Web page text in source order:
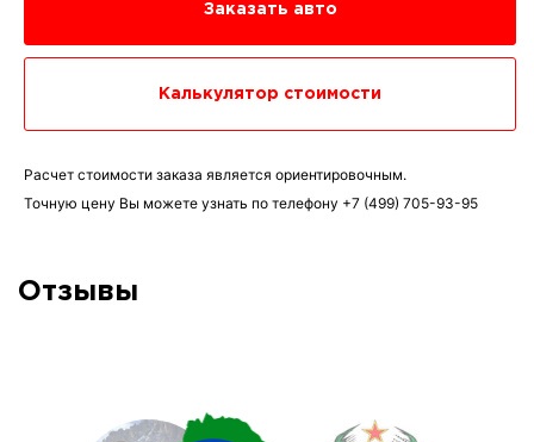
Заказать авто
Калькулятор стоимости
Расчет стоимости заказа является ориентировочным.
Точную цену Вы можете узнать по телефону +7 (499) 705-93-95
Отзывы